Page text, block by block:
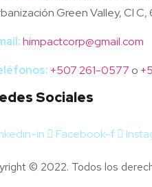
Green Valley, Cl C,
himpactcorp@gmail.com
+507 261-0577 o
Sociales
in Facebook-f
© 2022. Todos los